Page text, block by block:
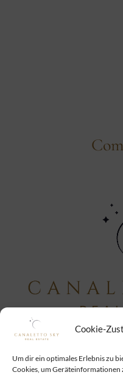
Cookie-
Um dir ein optimales Erlebnis zu
Cookies, um